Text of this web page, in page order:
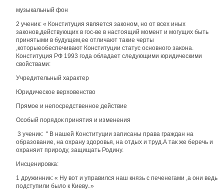
музыкальный фон
2 ученик: « Конституция является законом, но от всех иных
законов,действующих в гос-ве в настоящий момент и могущих быть
принятыми в будущем,ее отличают такие черты
,которыеобеспечивают Конституции статус основного закона.
Конституция РФ 1993 года обладает следующими юридическими
свойствами:
Учредительный характер
Юридическое верховенство
Прямое и непосредственное действие
Особый порядок принятия и изменения
3 ученик: " В нашей Конституции записаны права граждан на
образование, на охрану здоровья, на отдых и труд.А так же беречь и
охраняит природу, защищать Родину.
Инсценировка:
1 дружинник: « Ну вот и управился наш князь с печенегами ,а они ведь
подступили было к Киеву..»